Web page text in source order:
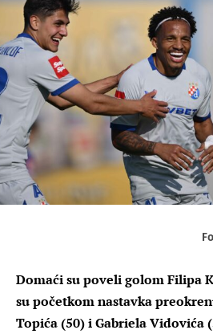
Domaći su poveli golom Filipa
su početkom nastavka
Topića (50) i Gabriela Vidovića